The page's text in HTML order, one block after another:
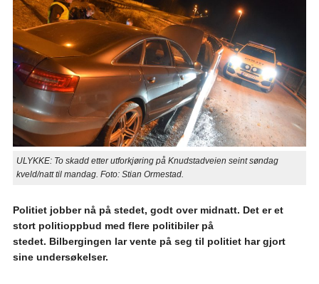
ULYKKE: To skadd etter utforkjøring på Knudstadveien seint søndag
kveld/natt til mandag. Foto: Stian Ormestad.
Politiet jobber nå på stedet, godt over midnatt. Det er et
stort politioppbud med flere politibiler på
stedet. Bilbergingen lar vente på seg til politiet har gjort
sine undersøkelser.